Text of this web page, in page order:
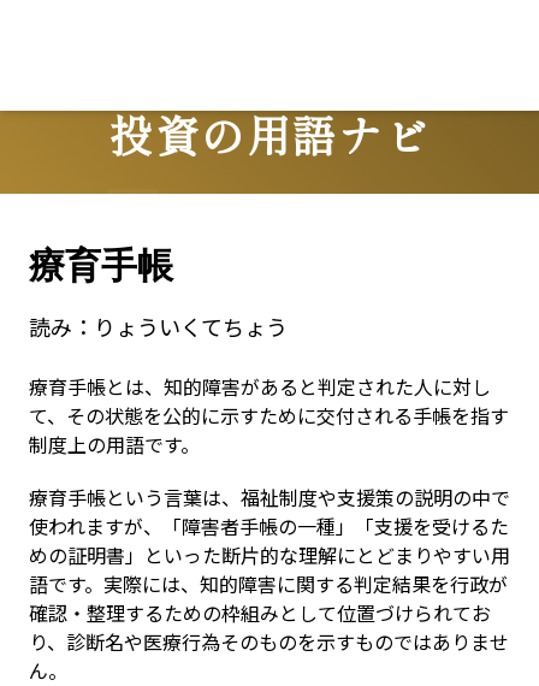
投資の用語ナビ
Terms
療育手帳
読み： りょういくてちょう
療育手帳とは、知的障害があると判定された人に対し
て、その状態を公的に示すために交付される手帳を指す
制度上の用語です。
療育手帳という言葉は、福祉制度や支援策の説明の中で
使われますが、「障害者手帳の一種」「支援を受けるた
めの証明書」といった断片的な理解にとどまりやすい用
語です。実際には、知的障害に関する判定結果を行政が
確認・整理するための枠組みとして位置づけられてお
り、診断名や医療行為そのものを示すものではありませ
ん。